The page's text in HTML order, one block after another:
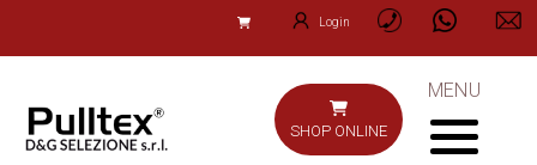
Login
SHOP ONLINE
MENU